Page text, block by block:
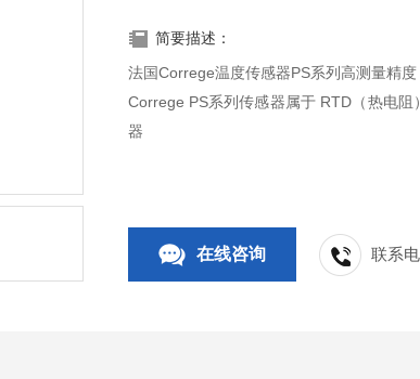
简要描述：
法国Correge温度传感器PS系列高测量精度
Correge PS系列传感器属于 RTD（热电
器
在线咨询 联系电